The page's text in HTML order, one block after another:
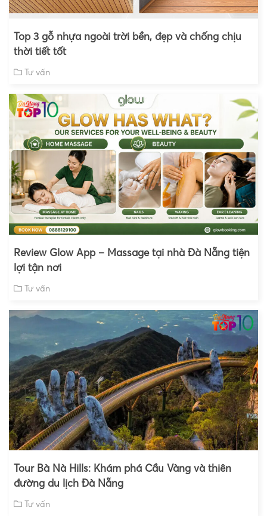
Top 3 gỗ nhựa ngoài trời bền, đẹp và chống chịu
thời tiết tốt
Tư vấn
Review Glow App – Massage tại nhà Đà Nẵng tiện
lợi tận nơi
Tư vấn
Tour Bà Nà Hills: Khám phá Cầu Vàng và thiên
đường du lịch Đà Nẵng
Tư vấn